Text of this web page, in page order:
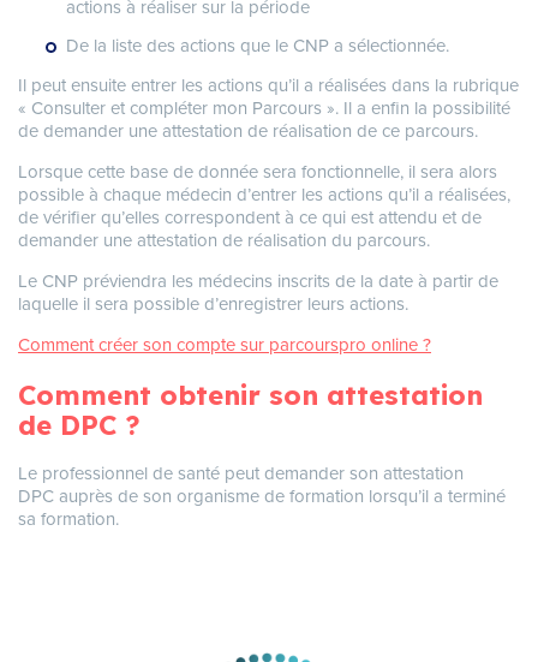
actions à réaliser sur la période
De la liste des actions que le CNP a sélectionnée.
Il peut ensuite entrer les actions qu’il a réalisées dans la rubrique
« Consulter et compléter mon Parcours ». Il a enfin la possibilité
de demander une attestation de réalisation de ce parcours.
Lorsque cette base de donnée sera fonctionnelle, il sera alors
possible à chaque médecin d’entrer les actions qu’il a réalisées,
de vérifier qu’elles correspondent à ce qui est attendu et de
demander une attestation de réalisation du parcours.
Le CNP préviendra les médecins inscrits de la date à partir de
laquelle il sera possible d’enregistrer leurs actions.
Comment créer son compte sur parcourspro online ?
Comment obtenir son attestation
de DPC ?
Le professionnel de santé peut demander son attestation
DPC auprès de son organisme de formation lorsqu’il a terminé
sa formation.